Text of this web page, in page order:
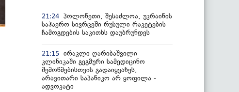
21:24 პოლონეთი, შესაძლოა, უკრაინის
საჰაერო სივრცეში რუსული რაკეტების
ჩამოგდების საკითხს დაუბრუნდეს
21:15 ირაკლი ღარიბაშვილი
კლინიკაში გეგმური სამედიცინო
შემოწმებისთვის გადაიყვანეს,
არავითარი საპანიკო არ ყოფილა -
ადვოკატი